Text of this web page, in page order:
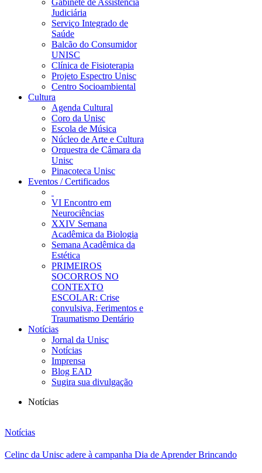
Gabinete de Assistência
Judiciária
Serviço Integrado de
Saúde
Balcão do Consumidor
UNISC
Clínica de Fisioterapia
Projeto Espectro Unisc
Centro Socioambiental
Cultura
Agenda Cultural
Coro da Unisc
Escola de Música
Núcleo de Arte e Cultura
Orquestra de Câmara da
Unisc
Pinacoteca Unisc
Eventos / Certificados
VI Encontro em
Neurociências
XXIV Semana
Acadêmica da Biologia
Semana Acadêmica da
Estética
PRIMEIROS
SOCORROS NO
CONTEXTO
ESCOLAR: Crise
convulsiva, Ferimentos e
Traumatismo Dentário
Notícias
Jornal da Unisc
Notícias
Imprensa
Blog EAD
Sugira sua divulgação
Notícias
Notícias
Celinc da Unisc adere à campanha Dia de Aprender Brincando